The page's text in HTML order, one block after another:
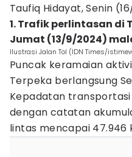
Taufiq Hidayat, Senin
1. Trafik perlintasan di
Jumat (13/9/2024)
Ilustrasi Jalan Tol (IDN Times/
Puncak keramaian
Terpeka berlangsung
Kepadatan
dengan catatan
lintas mencapai 47.946